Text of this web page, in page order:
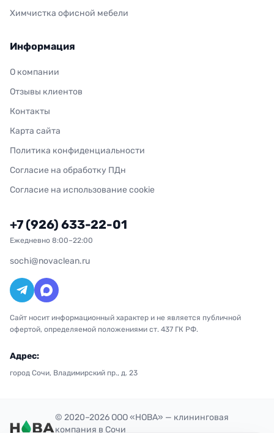
Химчистка офисной мебели
Информация
О компании
Отзывы клиентов
Контакты
Карта сайта
Политика конфиденциальности
Согласие на обработку ПДн
Согласие на использование cookie
+7 (926) 633-22-01
Ежедневно 8:00–22:00
sochi@novaclean.ru
Сайт носит информационный характер и не является публичной
офертой, определяемой положениями ст. 437 ГК РФ.
Адрес:
город Сочи, Владимирский пр., д. 23
© 2020–2026 ООО «НОВА» — клининговая
компания в Сочи